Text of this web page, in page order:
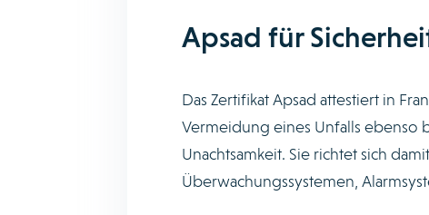
Apsad für
Das Zertifikat Apsad attestiert in
Vermeidung eines Unfalls ebenso
Unachtsamkeit. Sie richtet sich
Überwachungssystemen,